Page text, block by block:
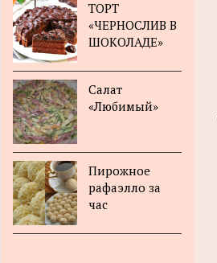
ТОРТ
«ЧЕРНОСЛИВ В
ШОКОЛАДЕ»
Салат
«Любимый»
Пирожное
рафаэлло за
час